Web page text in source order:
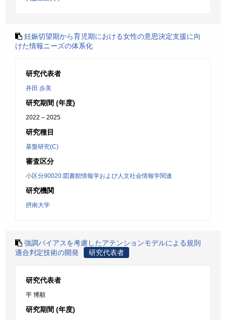
妊娠切望期から育児期における女性の意思決定支援に向
けた情報ニーズの体系化
研究代表者
井田 歩美
研究期間 (年度)
2022 – 2025
研究種目
基盤研究(C)
審査区分
小区分90020:図書館情報学および人文社会情報学関連
研究機関
摂南大学
強調バイアスを考慮したアテンションモデルによる規則
適合判定技術の開発
研究代表者
研究代表者
平 博順
研究期間 (年度)